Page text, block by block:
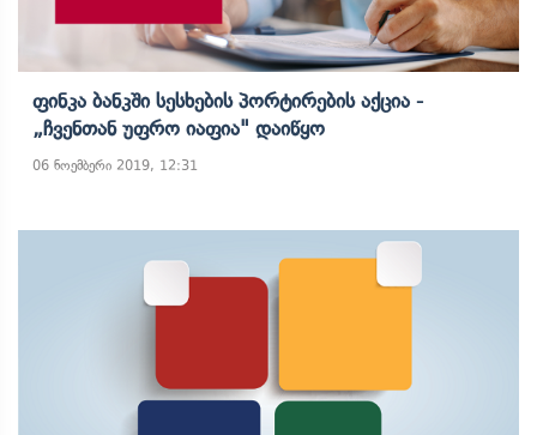
Ფინკა Ბანკში Სესხების Პორტირების Აქცია -
„ჩვენთან Უფრო Იაფია" Დაიწყო
06 ნოემბერი 2019, 12:31